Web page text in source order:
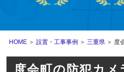
HOME ＞設置・工事事例 ＞三重県 ＞ 度